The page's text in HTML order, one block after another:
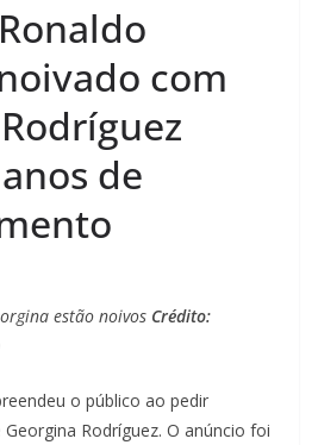
com
de
estão noivos Crédito:
o público ao pedir
Rodríguez. O anúncio foi